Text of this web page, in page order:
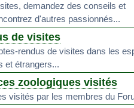
demandez des conseils et
d'autres passionnés...
de visites
rendus de visites dans les
et étrangers...
zoologiques visités
visités par les membres du